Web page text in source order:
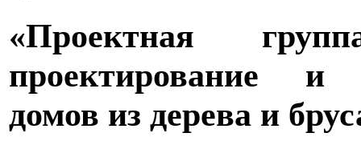
«Проектная
проектирование и
домов из дерева и